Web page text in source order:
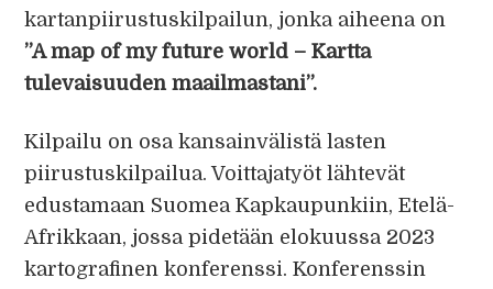
kartanpiirustuskilpailun, jonka aiheena on
”A map of my future world – Kartta
tulevaisuuden maailmastani”.
Kilpailu on osa kansainvälistä lasten
piirustuskilpailua. Voittajatyöt lähtevät
edustamaan Suomea Kapkaupunkiin, Etelä-
Afrikkaan, jossa pidetään elokuussa 2023
kartografinen konferenssi. Konferenssin